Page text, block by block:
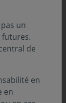
un
de
en
en